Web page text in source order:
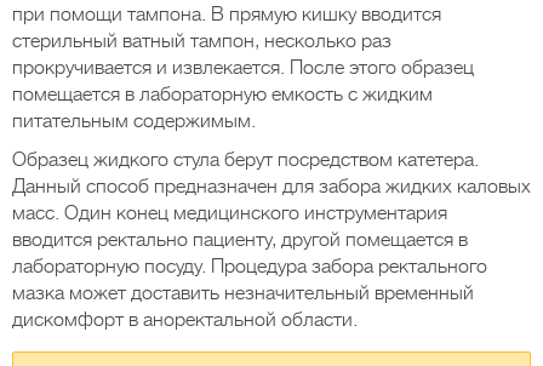
при помощи тампона. В прямую кишку вводится
стерильный ватный тампон, несколько раз
прокручивается и извлекается. После этого образец
помещается в лабораторную емкость с жидким
питательным содержимым.
Образец жидкого стула берут посредством катетера.
Данный способ предназначен для забора жидких каловых
масс. Один конец медицинского инструментария
вводится ректально пациенту, другой помещается в
лабораторную посуду. Процедура забора ректального
мазка может доставить незначительный временный
дискомфорт в аноректальной области.